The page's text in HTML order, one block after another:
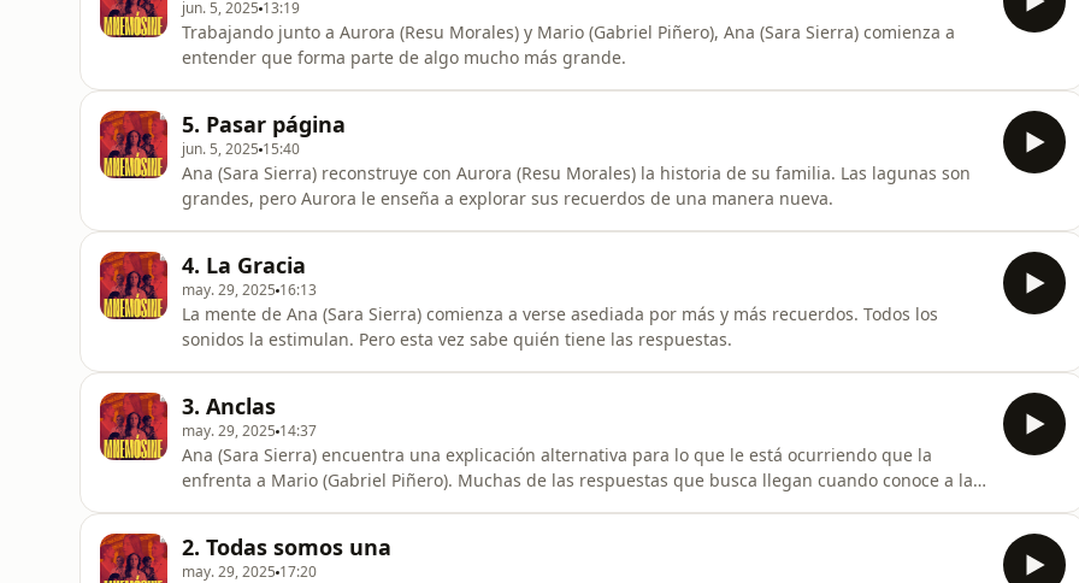
jun. 5, 2025 13:19
Trabajando junto a Aurora (Resu Morales) y Mario (Gabriel Piñero), Ana (Sara Sierra) comienza a
entender que forma parte de algo mucho más grande.
5. Pasar página
jun. 5, 2025 15:40
Ana (Sara Sierra) reconstruye con Aurora (Resu Morales) la historia de su familia. Las lagunas son
grandes, pero Aurora le enseña a explorar sus recuerdos de una manera nueva.
4. La Gracia
may. 29, 2025 16:13
La mente de Ana (Sara Sierra) comienza a verse asediada por más y más recuerdos. Todos los
sonidos la estimulan. Pero esta vez sabe quién tiene las respuestas.
3. Anclas
may. 29, 2025 14:37
Ana (Sara Sierra) encuentra una explicación alternativa para lo que le está ocurriendo que la
enfrenta a Mario (Gabriel Piñero). Muchas de las respuestas que busca llegan cuando conoce a la
2. Todas somos una
may. 29, 2025 17:20